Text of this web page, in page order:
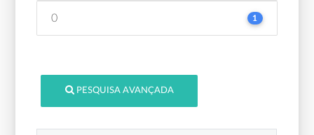
0 1
PESQUISA AVANÇADA